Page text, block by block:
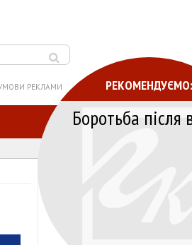
РЕКЛАМИ РЕКОМЕНДУЄМО:
Боротьба після